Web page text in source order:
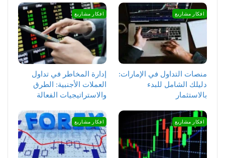
افكار مشاريع
منصات التداول في الإمارات:
دليلك الشامل للبدء
بالاستثمار
افكار مشاريع
إدارة المخاطر في تداول
العملات الأجنبية: الطرق
والاستراتيجيات الفعالة
افكار مشاريع افكار مشاريع